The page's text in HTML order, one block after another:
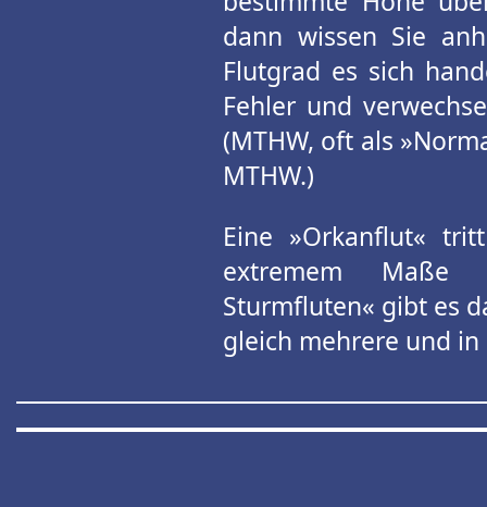
dann wissen Sie
Flutgrad es sich
Fehler und
(MTHW, oft als
MTHW.)
Eine »Orkanflut«
extremem Maße
Sturmfluten« gibt es
gleich mehrere und